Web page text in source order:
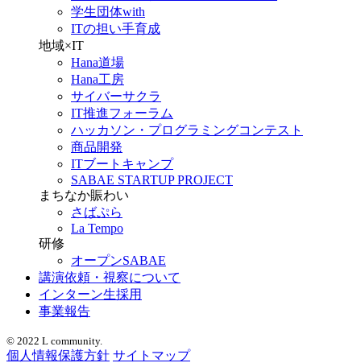
学生団体with
ITの担い手育成
地域×IT
Hana道場
Hana工房
サイバーサクラ
IT推進フォーラム
ハッカソン・プログラミングコンテスト
商品開発
ITブートキャンプ
SABAE STARTUP PROJECT
まちなか賑わい
さばぷら
La Tempo
研修
オープンSABAE
講演依頼・視察について
インターン生採用
事業報告
© 2022 L community.
個人情報保護方針 サイトマップ